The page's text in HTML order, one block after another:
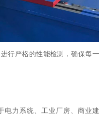
行严格的性能检测，确保每一
电力系统、工业厂房、商业建